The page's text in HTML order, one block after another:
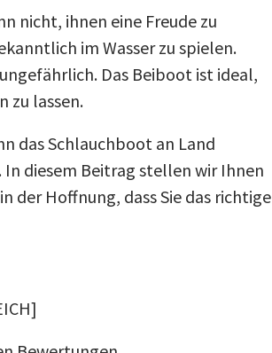
nicht, ihnen eine Freude zu
im Wasser zu spielen.
Das Beiboot ist ideal,
zu lassen.
das Schlauchboot an Land
diesem Beitrag stellen wir Ihnen
der Hoffnung, dass Sie das richtige